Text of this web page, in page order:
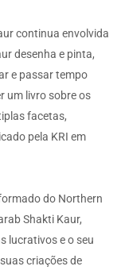
continua envolvida
desenha e pinta,
e passar tempo
um livro sobre os
facetas,
pela KRI em
do Northern
Shakti Kaur,
lucrativos e o seu
criações de